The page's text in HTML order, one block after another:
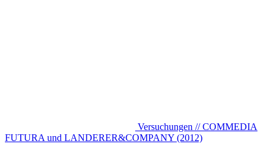
Versuchungen // COMMEDIA
FUTURA und LANDERER&COMPANY (2012)